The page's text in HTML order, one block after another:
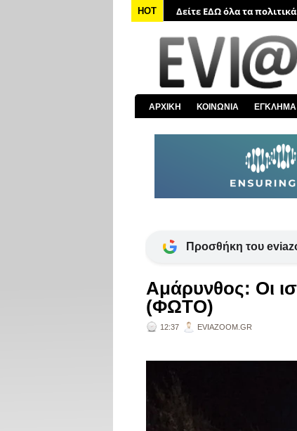
HOT
Δείτε ΕΔΩ τις
Δείτε ΕΔΩ όλα τα
Δείτε ΕΔΩ όλα τα νέα από
Δείτε ΕΔΩ όλα τα νέα για
Δείτε ΕΔΩ όλες τις
ΑΡΧΙΚΗ ΚΟΙΝΩΝΙΑ ΕΓΚΛΗΜΑ
Προσθήκη του
Αμάρυνθος: Οι
(ΦΩΤΟ)
12:37 EVIAZOOM.GR